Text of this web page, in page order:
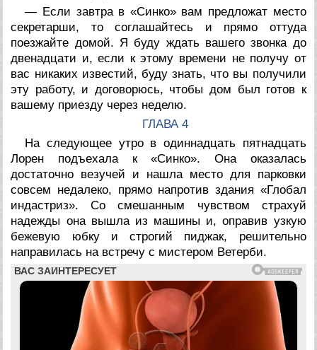
— Если завтра в «Синко» вам предложат место
секретарши, то соглашайтесь и прямо оттуда
поезжайте домой. Я буду ждать вашего звонка до
двенадцати и, если к этому времени не получу от
вас никаких известий, буду знать, что вы получили
эту работу, и договорюсь, чтобы дом был готов к
вашему приезду через неделю.
ГЛАВА 4
На следующее утро в одиннадцать пятнадцать
Лорен подъехала к «Синко». Она оказалась
достаточно везучей и нашла место для парковки
совсем недалеко, прямо напротив здания «Глобал
индастриз». Со смешанным чувством страхуй
надежды она вышла из машины и, оправив узкую
бежевую юбку и строгий пиджак, решительно
направилась на встречу с мистером Ветерби.